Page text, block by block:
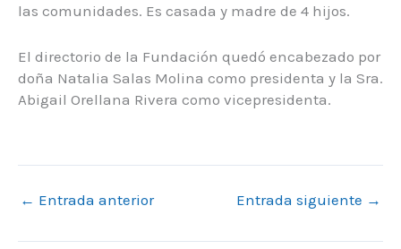
las comunidades. Es casada y madre de 4 hijos.
El directorio de la Fundación quedó encabezado por
doña Natalia Salas Molina como presidenta y la Sra.
Abigail Orellana Rivera como vicepresidenta.
← Entrada anterior Entrada siguiente →